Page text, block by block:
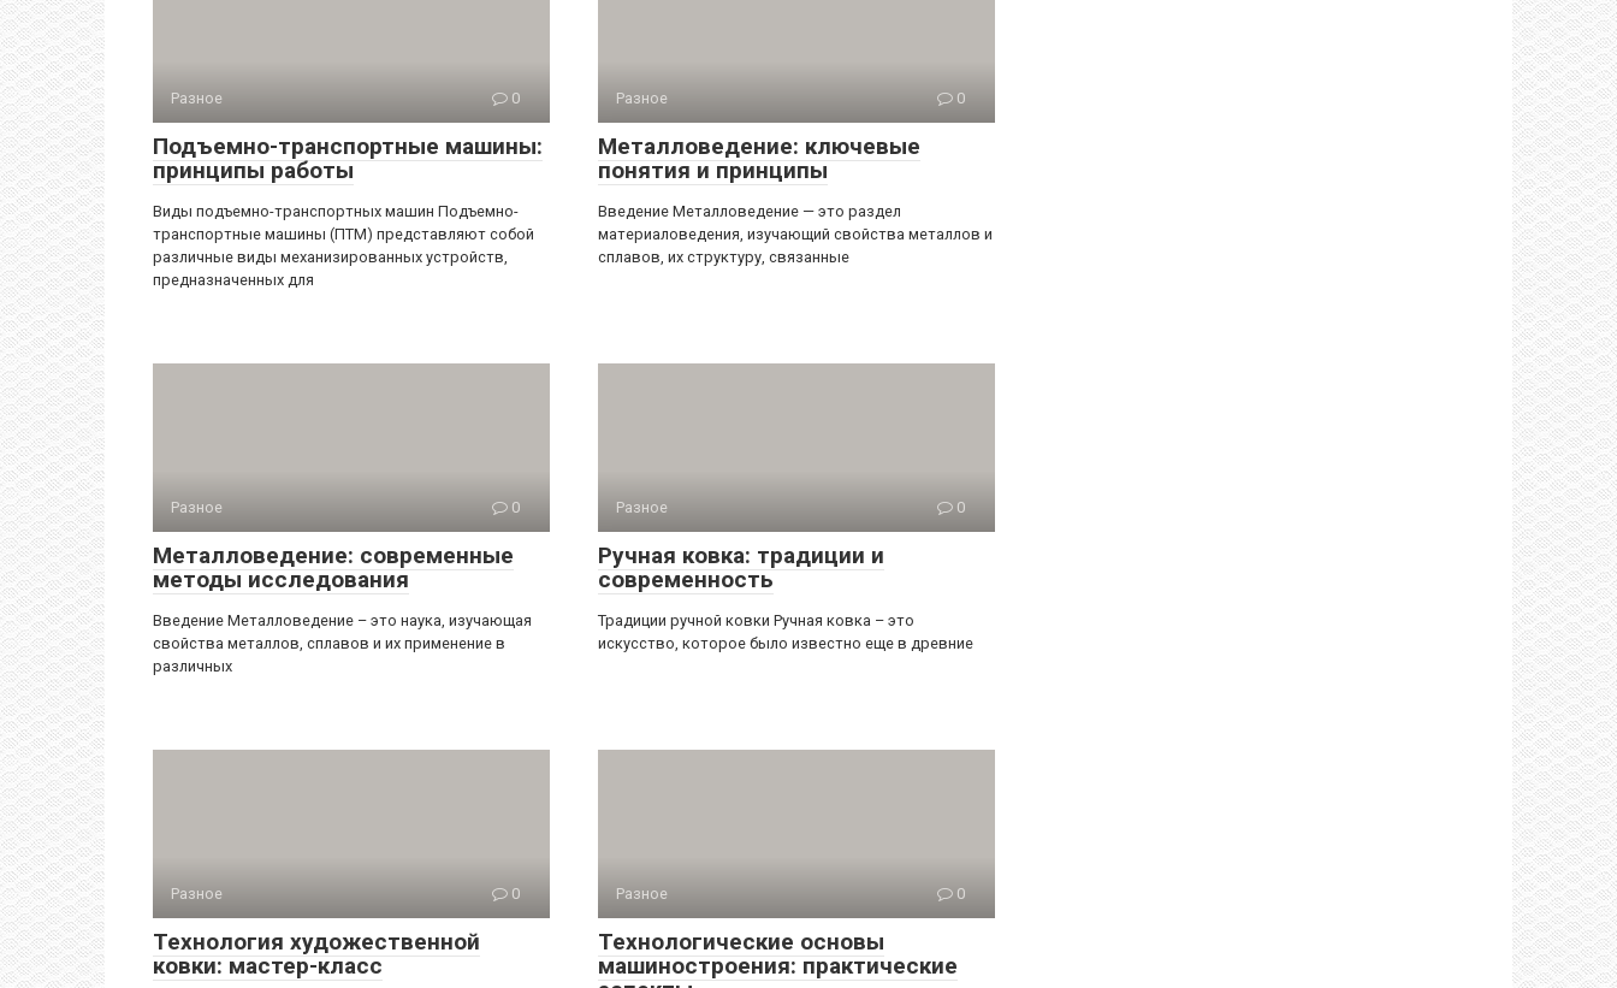
Разное 0
Подъемно-транспортные машины:
принципы работы
Виды подъемно-транспортных машин Подъемно-
транспортные машины (ПТМ) представляют собой
различные виды механизированных устройств,
предназначенных для
Разное 0
Металловедение: ключевые
понятия и принципы
Введение Металловедение — это раздел
материаловедения, изучающий свойства металлов и
сплавов, их структуру, связанные
Разное 0
Металловедение: современные
методы исследования
Введение Металловедение – это наука, изучающая
свойства металлов, сплавов и их применение в
различных
Разное 0
Ручная ковка: традиции и
современность
Традиции ручной ковки Ручная ковка – это
искусство, которое было известно еще в древние
Разное 0
Технология художественной
ковки: мастер-класс
Разное 0
Технологические основы
машиностроения: практические